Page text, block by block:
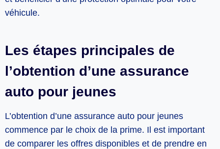
véhicule.
Les étapes principales de
l’obtention d’une assurance
auto pour jeunes
L’obtention d’une assurance auto pour jeunes
commence par le choix de la prime. Il est important
de comparer les offres disponibles et de prendre en